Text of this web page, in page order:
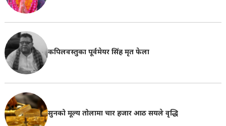
कपिलवस्तुका पूर्वमेयर सिंह मृत फेला
सुनको मूल्य तोलामा चार हजार आठ सयले वृद्धि